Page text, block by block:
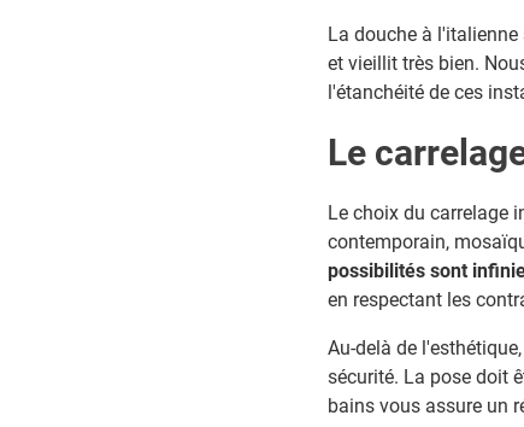
La douche à
et vieillit très bien.
l'étanchéité de ces
Le
Le choix du carrelage
contemporain,
possibilités sont
en respectant les
Au-delà de
sécurité. La pose doit
bains vous assure un